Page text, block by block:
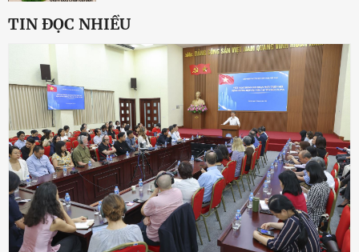
TIN ĐỌC NHIỀU